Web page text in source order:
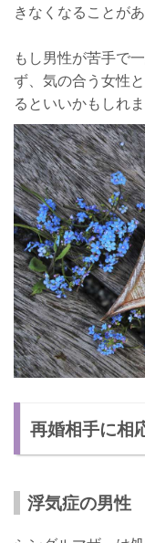
きなくなることが
もし男性が苦手で
ず、気の合う女性
るといいかもしれま
再婚相手に相
浮気症の男性